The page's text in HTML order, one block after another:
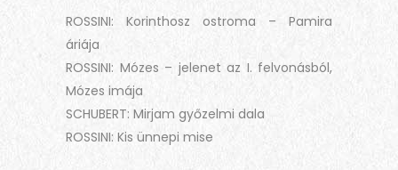
ROSSINI: Korinthosz ostroma – Pamira
áriája
ROSSINI: Mózes – jelenet az I. felvonásból,
Mózes imája
SCHUBERT: Mirjam győzelmi dala
ROSSINI: Kis ünnepi mise